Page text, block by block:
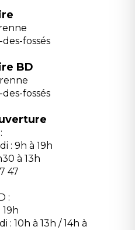
fossés
BD
fossés
: 9h à 19h
à 13h
47
:
19h
: 10h à 13h / 14h à